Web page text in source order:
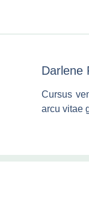
Darlene
Cursus
arcu vitae